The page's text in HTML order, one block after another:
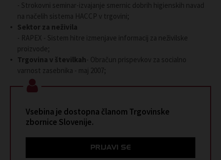
- Strokovni seminar-izvajanje smernic dobrih higienskih navad
na načelih sistema HACCP v trgovini;
Sektor za neživila
- RAPEX - Sistem hitre izmenjave informacij za neživilske
proizvode;
Trgovina v številkah- Obračun prispevkov za socialno
varnost zasebnika - maj 2007;
Vsebina je dostopna članom Trgovinske
zbornice Slovenije.
PRIJAVI SE